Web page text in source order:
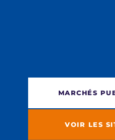
MARCHÉS
VOIR LES